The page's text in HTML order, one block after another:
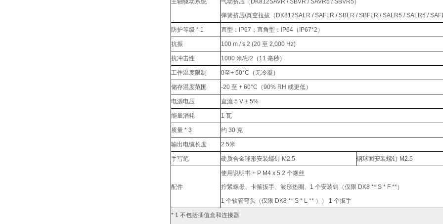
* 1 不包括插值盒和连接器
主轴驱动系统
气动挤压（DK812SAVR / SBVR / SAVR5 / SBVR5）
弹簧挤压/真空拉拔（DK812SALR / SAFLR / SBLR / SBFLR / SALR5 / SALR5 /
防护等级 * 1 直型：IP67；直角型：IP64（IP67*2）
抗振 100 m / s 2 (20 至 2,000 Hz)
抗冲击性 1000 米/秒2（11 毫秒）
工作温度限制 0至+ 50°C（无冷凝）
储存温度范围 -20 至 + 60°C（90% RH 或更低）
电源电压 直流 5 V ± 5%
能量消耗 1 瓦
质量 * 3 约 30 克
输出电缆长度 2.5米
手写笔 硬质合金球形安装螺钉 M2.5 钢球面安装螺钉 M2.5
配件
使用说明书 + P M4 x 5 2 个螺丝
拧紧螺母、卡箍扳手、波形垫圈、1 个安装销（仅限 DK8 ** S * F **）
1 个软管弯头（仅限 DK8 ** S * L ** ）） 1 个扳手